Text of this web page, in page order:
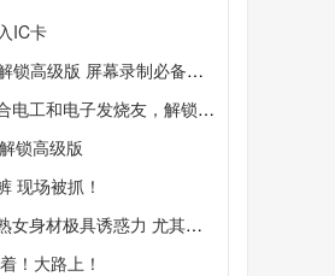
IC卡
高级版 屏幕录制必备工具
发烧友，解锁了永久会员，尽情学习吧
锁高级版
现场被抓！
材极具诱惑力 尤其是这对柔软
！大路上！